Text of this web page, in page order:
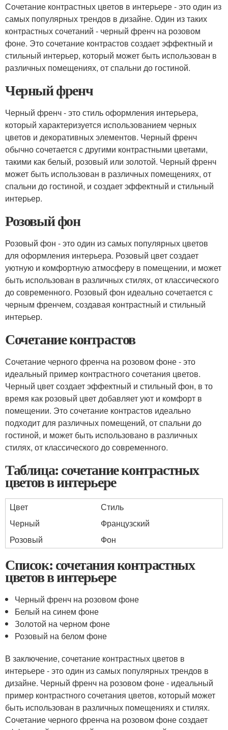
Сочетание контрастных цветов в интерьере - это один из
самых популярных трендов в дизайне. Один из таких
контрастных сочетаний - черный френч на розовом
фоне. Это сочетание контрастов создает эффектный и
стильный интерьер, который может быть использован в
различных помещениях, от спальни до гостиной.
Черный френч
Черный френч - это стиль оформления интерьера,
который характеризуется использованием черных
цветов и декоративных элементов. Черный френч
обычно сочетается с другими контрастными цветами,
такими как белый, розовый или золотой. Черный френч
может быть использован в различных помещениях, от
спальни до гостиной, и создает эффектный и стильный
интерьер.
Розовый фон
Розовый фон - это один из самых популярных цветов
для оформления интерьера. Розовый цвет создает
уютную и комфортную атмосферу в помещении, и может
быть использован в различных стилях, от классического
до современного. Розовый фон идеально сочетается с
черным френчем, создавая контрастный и стильный
интерьер.
Сочетание контрастов
Сочетание черного френча на розовом фоне - это
идеальный пример контрастного сочетания цветов.
Черный цвет создает эффектный и стильный фон, в то
время как розовый цвет добавляет уют и комфорт в
помещении. Это сочетание контрастов идеально
подходит для различных помещений, от спальни до
гостиной, и может быть использовано в различных
стилях, от классического до современного.
Таблица: сочетание контрастных
цветов в интерьере
Цвет
Стиль
Черный
Французский
Розовый
Фон
Список: сочетания контрастных
цветов в интерьере
Черный френч на розовом фоне
Белый на синем фоне
Золотой на черном фоне
Розовый на белом фоне
В заключение, сочетание контрастных цветов в
интерьере - это один из самых популярных трендов в
дизайне. Черный френч на розовом фоне - идеальный
пример контрастного сочетания цветов, который может
быть использован в различных помещениях и стилях.
Сочетание черного френча на розовом фоне создает